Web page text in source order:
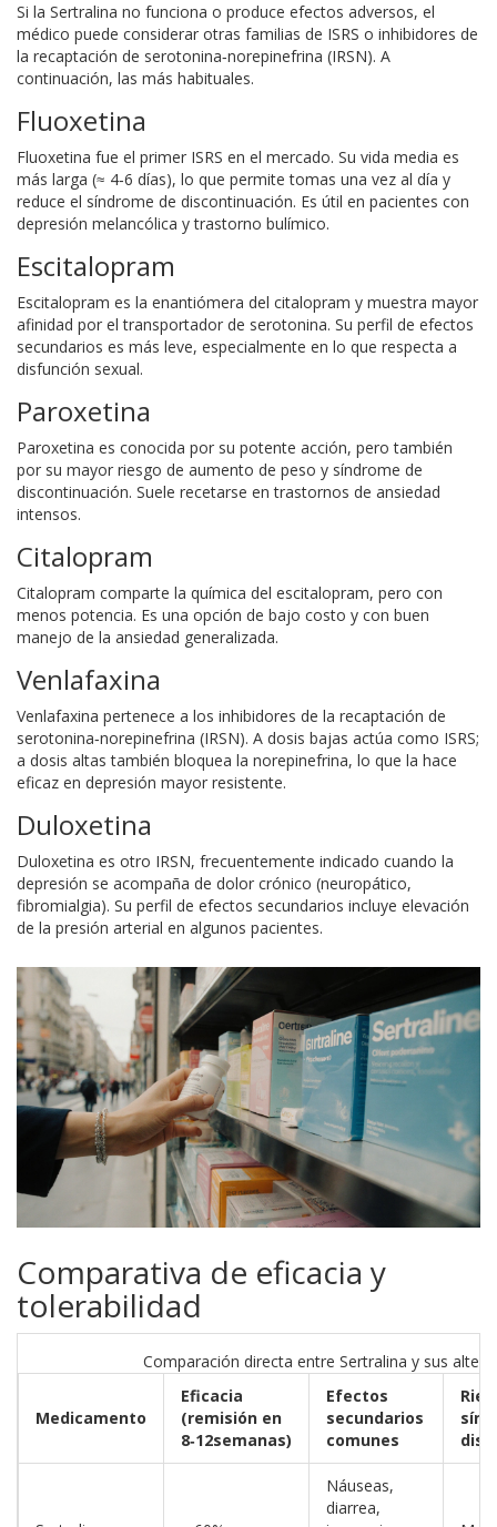
Si la Sertralina no funciona o produce efectos adversos, el
médico puede considerar otras familias de ISRS o inhibidores de
la recaptación de serotonina‑norepinefrina (IRSN). A
continuación, las más habituales.
Fluoxetina
Fluoxetina fue el primer ISRS en el mercado. Su vida media es
más larga (≈ 4‑6 días), lo que permite tomas una vez al día y
reduce el síndrome de discontinuación. Es útil en pacientes con
depresión melancólica y trastorno bulímico.
Escitalopram
Escitalopram es la enantiómera del citalopram y muestra mayor
afinidad por el transportador de serotonina. Su perfil de efectos
secundarios es más leve, especialmente en lo que respecta a
disfunción sexual.
Paroxetina
Paroxetina es conocida por su potente acción, pero también
por su mayor riesgo de aumento de peso y síndrome de
discontinuación. Suele recetarse en trastornos de ansiedad
intensos.
Citalopram
Citalopram comparte la química del escitalopram, pero con
menos potencia. Es una opción de bajo costo y con buen
manejo de la ansiedad generalizada.
Venlafaxina
Venlafaxina pertenece a los inhibidores de la recaptación de
serotonina‑norepinefrina (IRSN). A dosis bajas actúa como ISRS;
a dosis altas también bloquea la norepinefrina, lo que la hace
eficaz en depresión mayor resistente.
Duloxetina
Duloxetina es otro IRSN, frecuentemente indicado cuando la
depresión se acompaña de dolor crónico (neuropático,
fibromialgia). Su perfil de efectos secundarios incluye elevación
de la presión arterial en algunos pacientes.
Comparativa de eficacia y
tolerabilidad
Comparación directa entre Sertralina y sus
Medicamento
Eficacia
(remisión en
8‑12semanas)
Efectos
secundarios
comunes
Náuseas,
diarrea,